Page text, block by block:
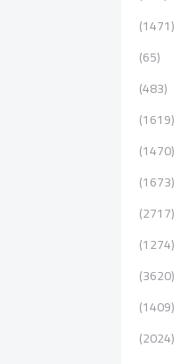
(1471)
(65)
(483)
(1619)
(1470)
(1673)
(2717)
(1274)
(3620)
(1409)
(2024)